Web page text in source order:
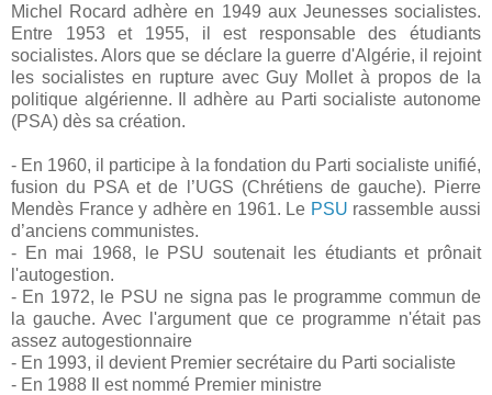
Michel Rocard adhère en 1949 aux Jeunesses socialistes.
Entre 1953 et 1955, il est responsable des étudiants
socialistes. Alors que se déclare la guerre d'Algérie, il rejoint
les socialistes en rupture avec Guy Mollet à propos de la
politique algérienne. Il adhère au Parti socialiste autonome
(PSA) dès sa création.
- En 1960, il participe à la fondation du Parti socialiste unifié,
fusion du PSA et de l’UGS (Chrétiens de gauche). Pierre
Mendès France y adhère en 1961. Le PSU rassemble aussi
d’anciens communistes.
- En mai 1968, le PSU soutenait les étudiants et prônait
l'autogestion.
- En 1972, le PSU ne signa pas le programme commun de
la gauche. Avec l'argument que ce programme n'était pas
assez autogestionnaire
- En 1993, il devient Premier secrétaire du Parti socialiste
- En 1988 Il est nommé Premier ministre